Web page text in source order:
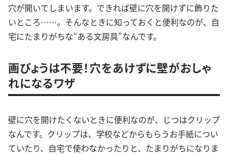
穴が開いてしまいます。できれば壁に穴を開けずに飾りた
いところ……。そんなときに知っておくと便利なのが、自
宅にたまりがちな“ある文房具”なんです。
画びょうは不要！穴をあけずに壁がおしゃ
れになるワザ
壁に穴を開けたくないときに便利なのが、じつはクリップ
なんです。クリップは、学校などからもらうお手紙につい
ていたり、自宅で使わなかったりと、たまりがちになりま